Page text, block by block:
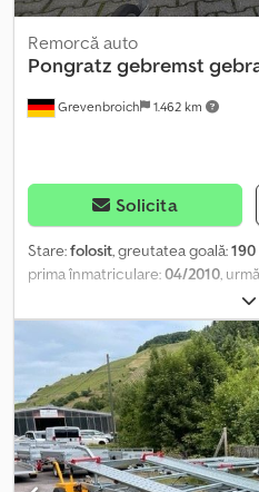
Grevenbroich 1.462 km
Remorcă auto
Pongratz gebremst
Solicita
Stare:folosit, greutatea goală:
prima înmatriculare:04/2010,
, lungimea spațiului de
spațiului de încărcare:1.100 mm,
, Piața online de ridicare
hand vă oferă mărci de top!
remorci noi în stoc Peste 130 de
permanentă Exemplu fără
frânată, cu pereți din oțel MMA
800 kg Platformă joasă cu pereți
utile aprox. 200x110x30 cm